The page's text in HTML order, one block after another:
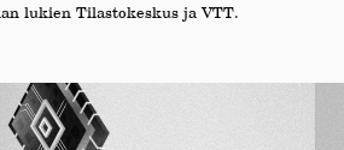
lukien Tilastokeskus ja VTT.